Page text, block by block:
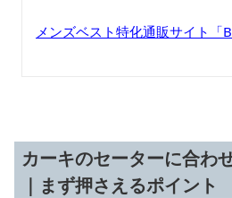
メンズベスト特化通販サイト「
カーキのセーターに合わ
｜まず押さえるポイント